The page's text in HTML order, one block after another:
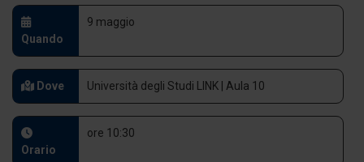
Quando
9 maggio
Dove Università degli Studi LINK | Aula 10
Orario
ore 10:30